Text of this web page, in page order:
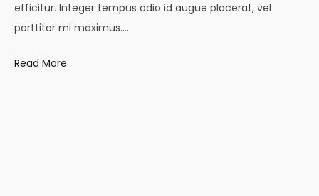
efficitur. Integer tempus odio id augue placerat, vel
porttitor mi maximus.…
Read More